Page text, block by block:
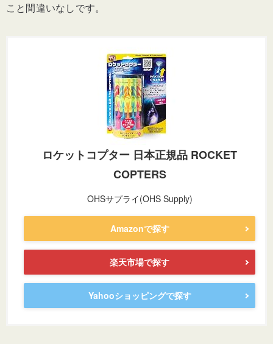
こと間違いなしです。
ロケットコプター 日本正規品 ROCKET
COPTERS
OHSサプライ(OHS Supply)
Amazonで探す
楽天市場で探す
Yahooショッピングで探す